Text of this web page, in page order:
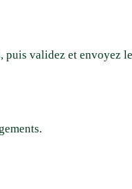
puis validez et envoyez